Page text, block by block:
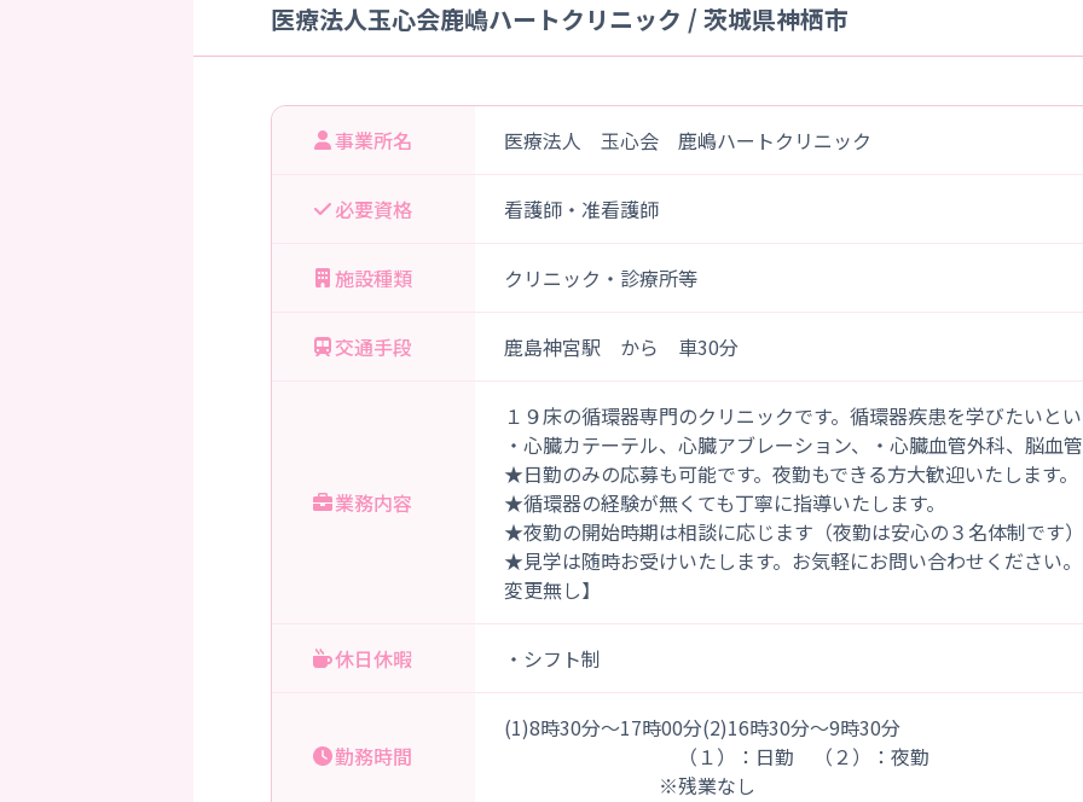
医療法人玉心会鹿嶋ハートクリニック / 茨城県神栖市
事業所名 医療法人 玉心会 鹿嶋ハートクリニック
必要資格 看護師・准看護師
施設種類 クリニック・診療所等
交通手段 鹿島神宮駅 から 車30分
業務内容
１９床の循環器専門のクリニックです。循環器疾患を学びたいと
・心臓カテーテル、心臓アブレーション、・心臓血管外科、脳血
★日勤のみの応募も可能です。夜勤もできる方大歓迎いたします。
★循環器の経験が無くても丁寧に指導いたします。
★夜勤の開始時期は相談に応じます（夜勤は安心の３名体制です）
★見学は随時お受けいたします。お気軽にお問い合わせください
変更無し】
休日休暇 ・シフト制
勤務時間
(1)8時30分～17時00分(2)16時30分～9時30分
（１）：日勤 （２）：夜勤
※残業なし